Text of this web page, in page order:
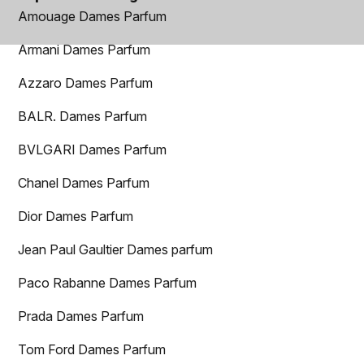
Amouage Dames Parfum
Armani Dames Parfum
Azzaro Dames Parfum
BALR. Dames Parfum
BVLGARI Dames Parfum
Chanel Dames Parfum
Dior Dames Parfum
Jean Paul Gaultier Dames parfum
Paco Rabanne Dames Parfum
Prada Dames Parfum
Tom Ford Dames Parfum